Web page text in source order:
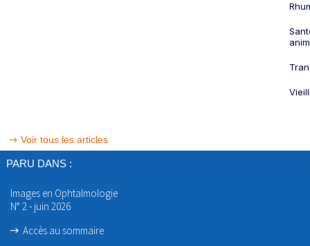
Voir tous les articles
PARU DANS :
Images en Ophtalmologie
N° 2 - juin 2026
Accès au sommaire